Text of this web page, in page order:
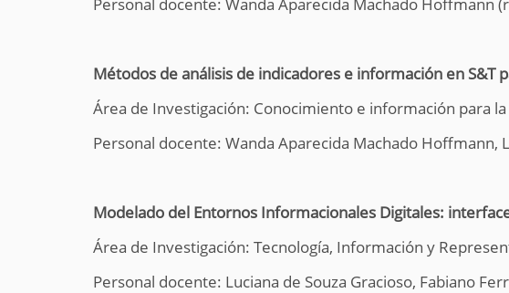
Métodos de análisis de indicadores e información en S&T
Área de Investigación: Conocimiento e información para
Personal docente: Wanda Aparecida Machado
Modelado del Entornos Informacionales Digitales:
Área de Investigación: Tecnología, Información y
Personal docente: Luciana de Souza Gracioso, Fabiano